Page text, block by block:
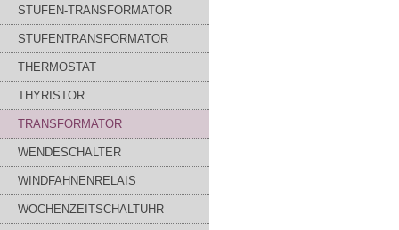
STUFEN-TRANSFORMATOR
STUFENTRANSFORMATOR
THERMOSTAT
THYRISTOR
TRANSFORMATOR
WENDESCHALTER
WINDFAHNENRELAIS
WOCHENZEITSCHALTUHR